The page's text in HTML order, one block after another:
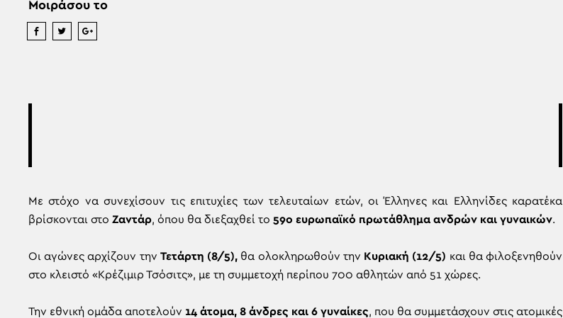
Μοιράσου το
Με στόχο να συνεχίσουν τις επιτυχίες των τελευταίων ετών, οι Έλληνες και Ελληνίδες καρατέκα
βρίσκονται στο Ζαντάρ, όπου θα διεξαχθεί το 59ο ευρωπαϊκό πρωτάθλημα ανδρών και γυναικών.
Οι αγώνες αρχίζουν την Τετάρτη (8/5), θα ολοκληρωθούν την Κυριακή (12/5) και θα φιλοξενηθούν
στο κλειστό «Κρέζιμιρ Τσόσιτς», με τη συμμετοχή περίπου 700 αθλητών από 51 χώρες.
Την εθνική ομάδα αποτελούν 14 άτομα, 8 άνδρες και 6 γυναίκες, που θα συμμετάσχουν στις ατομικές